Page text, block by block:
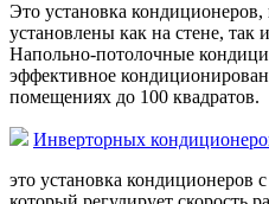
Это установка
установлены как на стене, так
Напольно-потолочные
эффективное
помещениях до 100 квадратов.
Инверторных
это установка кондиционеров